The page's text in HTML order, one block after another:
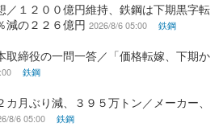
／１２００億円維持、鉄鋼は下期黒字転
減の２２６億円 2026/8/6 05:00 鉄鋼
取締役の一問一答／「価格転嫁、下期か
鉄鋼
月ぶり減、３９５万トン／メーカー、
8/6 05:00 鉄鋼